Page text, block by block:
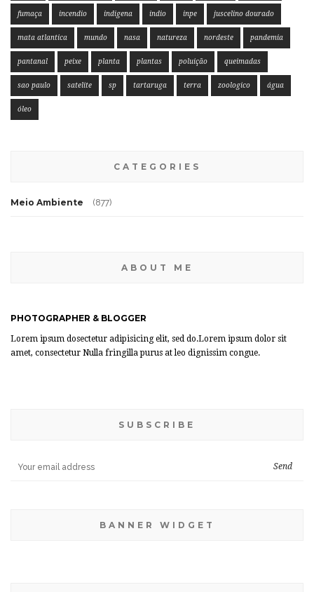
fumaça incendio indigena indio inpe juscelino dourado
mata atlantica mundo nasa natureza nordeste pandemia
pantanal peixe planta plantas poluição queimadas
sao paulo satelite sp tartaruga terra zoologico água
óleo
CATEGORIES
Meio Ambiente (877)
ABOUT ME
PHOTOGRAPHER & BLOGGER
Lorem ipsum dosectetur adipisicing elit, sed do.Lorem ipsum dolor sit
amet, consectetur Nulla fringilla purus at leo dignissim congue.
SUBSCRIBE
BANNER WIDGET